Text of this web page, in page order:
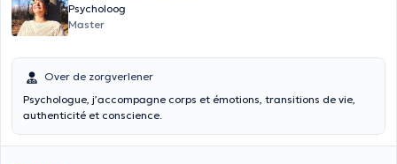
Psycholoog
Master
Over de zorgverlener
Psychologue, j’accompagne corps et émotions, transitions de vie,
authenticité et conscience.